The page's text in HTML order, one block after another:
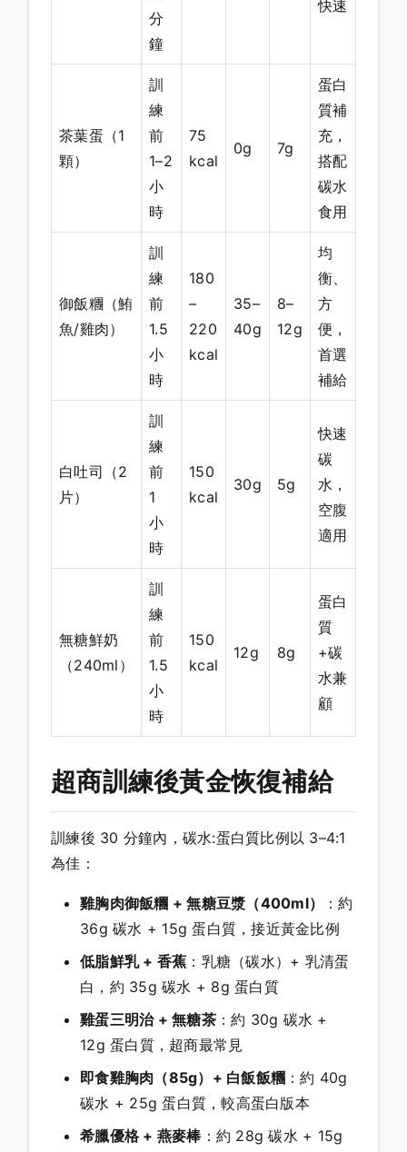
分
鐘
快速
茶葉蛋（1
顆）
訓
練
前
1–2
小
時
75
kcal
0g 7g
蛋白
質補
充，
搭配
碳水
食用
御飯糰（鮪
魚/雞肉）
訓
練
前
1.5
小
時
180
–
220
kcal
35–
40g
8–
12g
均
衡、
方
便，
首選
補給
白吐司（2
片）
訓
練
前
1
小
時
150
kcal
30g 5g
快速
碳
水，
空腹
適用
無糖鮮奶
（240ml）
訓
練
前
1.5
小
時
150
kcal
12g 8g
蛋白
質
+碳
水兼
顧
超商訓練後黃金恢復補給
訓練後 30 分鐘內，碳水:蛋白質比例以 3–4:1
為佳：
雞胸肉御飯糰 + 無糖豆漿（400ml）
：約
36g 碳水 + 15g 蛋白質，接近黃金比例
低脂鮮乳 + 香蕉 ：乳糖（碳水）+ 乳清蛋
白，約 35g 碳水 + 8g 蛋白質
雞蛋三明治 + 無糖茶：約 30g 碳水 +
12g 蛋白質，超商最常見
即食雞胸肉（85g）+ 白飯飯糰 ：約 40g
碳水 + 25g 蛋白質，較高蛋白版本
希臘優格 + 燕麥棒：約 28g 碳水 + 15g